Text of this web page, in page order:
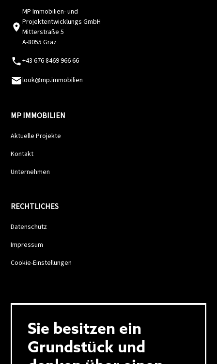
MP Immobilien- und
Projektentwicklungs GmbH
Mitterstraße 5
A-8055 Graz
+43 676 8469 966 66
look@mp.immobilien
MP IMMOBILIEN
Aktuelle Projekte
Kontakt
Unternehmen
RECHTLICHES
Datenschutz
Impressum
Cookie-Einstellungen
Sie besitzen ein
Grundstück und